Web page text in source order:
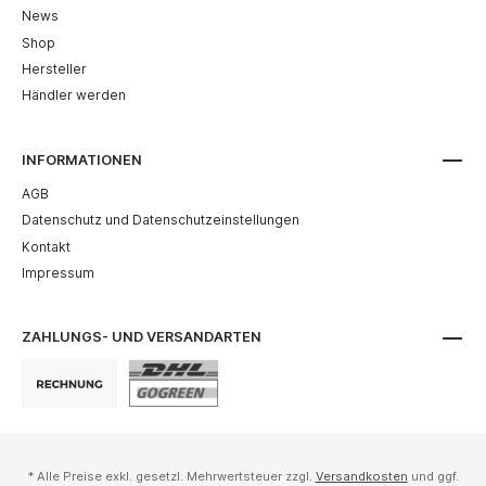
News
Shop
Hersteller
Händler werden
INFORMATIONEN
AGB
Datenschutz und Datenschutzeinstellungen
Kontakt
Impressum
ZAHLUNGS- UND VERSANDARTEN
* Alle Preise exkl. gesetzl. Mehrwertsteuer zzgl. Versandkosten und ggf.